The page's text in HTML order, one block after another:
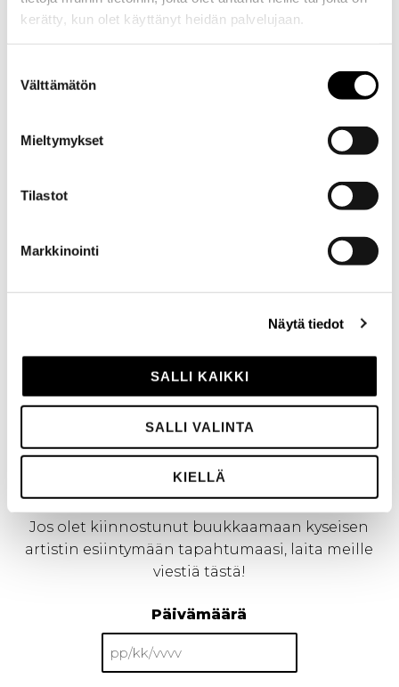
kerätty, kun olet käyttänyt heidän palvelujaan.
valinta
Välttämätön
Mieltymykset
Tilastot
Markkinointi
Näytä tiedot
SALLI KAIKKI
SALLI VALINTA
KIELLÄ
29.08.2026
Venetsialaiset, Kokkola
LIPUT
TEE KEIKKAPYYNTÖ
Jos olet kiinnostunut buukkaamaan kyseisen
artistin esiintymään tapahtumaasi, laita meille
viestiä tästä!
Päivämäärä
PP